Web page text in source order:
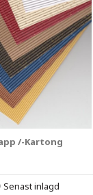
/-Kartong
Senast inlagd